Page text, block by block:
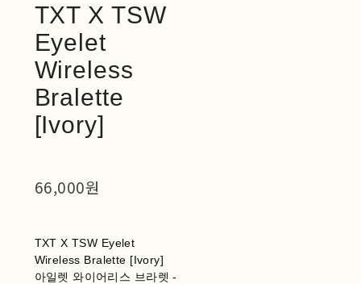
TXT X TSW
Eyelet
Wireless
Bralette
[Ivory]
66,000원
TXT X TSW Eyelet
Wireless Bralette [Ivory]
아일렛 와이어리스 브라렛 -